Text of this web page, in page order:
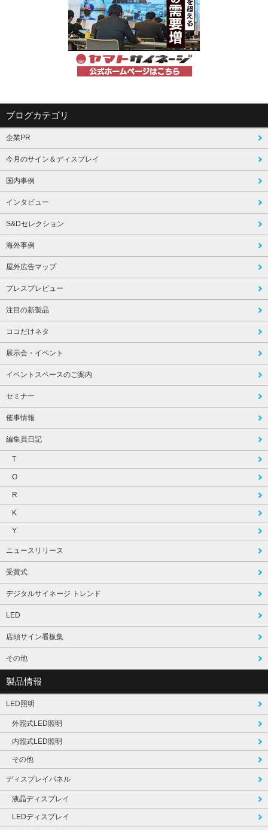
ブログカテゴリ
企業PR
今月のサイン＆ディスプレイ
国内事例
インタビュー
S&Dセレクション
海外事例
屋外広告マップ
プレスプレビュー
注目の新製品
ココだけネタ
展示会・イベント
イベントスペースのご案内
セミナー
催事情報
編集員日記
T
O
R
K
Y
ニュースリリース
受賞式
デジタルサイネージ トレンド
LED
店頭サイン看板集
その他
製品情報
LED照明
外照式LED照明
内照式LED照明
その他
ディスプレイパネル
液晶ディスプレイ
LEDディスプレイ